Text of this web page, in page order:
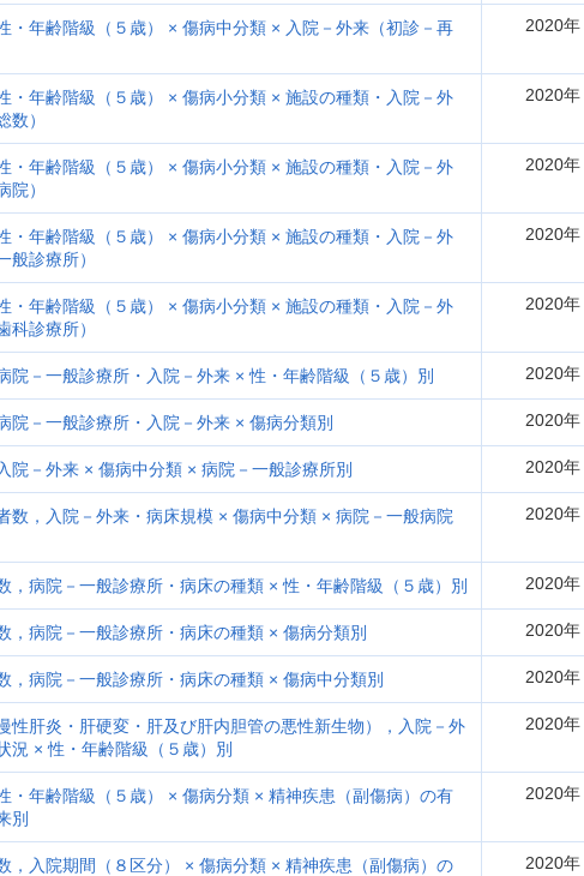
・年齢階級（５歳） × 傷病中分類 × 入院－外来（初診－再
2020年
・年齢階級（５歳） × 傷病小分類 × 施設の種類・入院－外
数）
2020年
・年齢階級（５歳） × 傷病小分類 × 施設の種類・入院－外
院）
2020年
・年齢階級（５歳） × 傷病小分類 × 施設の種類・入院－外
般診療所）
2020年
・年齢階級（５歳） × 傷病小分類 × 施設の種類・入院－外
科診療所）
2020年
院－一般診療所・入院－外来 × 性・年齢階級（５歳）別 2020年
院－一般診療所・入院－外来 × 傷病分類別 2020年
院－外来 × 傷病中分類 × 病院－一般診療所別 2020年
数，入院－外来・病床規模 × 傷病中分類 × 病院－一般病院
2020年
，病院－一般診療所・病床の種類 × 性・年齢階級（５歳）別 2020年
，病院－一般診療所・病床の種類 × 傷病分類別 2020年
，病院－一般診療所・病床の種類 × 傷病中分類別 2020年
性肝炎・肝硬変・肝及び肝内胆管の悪性新生物），入院－外
況 × 性・年齢階級（５歳）別
2020年
・年齢階級（５歳） × 傷病分類 × 精神疾患（副傷病）の有
別
2020年
，入院期間（８区分） × 傷病分類 × 精神疾患（副傷病）の
2020年